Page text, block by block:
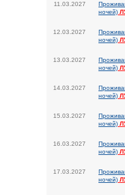
11.03.2027
ночей)
12.03.2027
ночей)
13.03.2027
ночей)
14.03.2027
ночей)
15.03.2027
ночей)
16.03.2027
ночей)
17.03.2027
ночей)